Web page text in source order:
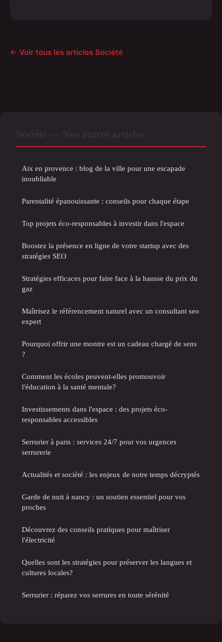
← Voir tous les articles Société
Aix en provence : blog de la ville pour une escapade
inoubliable
Parentalité épanouissante : conseils pour chaque étape
Top projets éco-responsables à investir dans l'espace
Boostez la présence en ligne de votre startup avec des
stratégies SEO
Stratégies efficaces pour faire face à la hausse du prix du
gaz
Maîtrisez le référencement naturel avec un consultant seo
expert
Pourquoi offrir une montre est un cadeau chargé de sens
?
Comment les écoles peuvent-elles promouvoir
l'éducation à la santé mentale?
Investissements dans l'espace : des projets éco-
responsables accessibles
Serrurier à paris : services 24/7 pour vos urgences
serrurerie
Actualités et société : les enjeux de notre temps décryptés
Garde de nuit à nancy : un soutien essentiel pour vos
proches
Découvrez des conseils pratiques pour maîtriser
l'électricité
Quelles sont les stratégies pour préserver les langues et
cultures locales?
Serrurier : réparez vos serrures en toute sérénité